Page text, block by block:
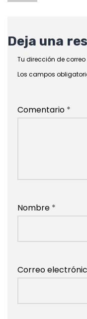
Deja una
Tu dirección de
Los campos
Comentario *
Nombre *
Correo